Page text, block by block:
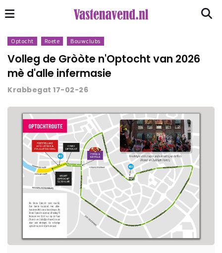
Optocht Roete Bouwclubs
Volleg de Gròòte n'Optocht van 2026
mè d'alle infermasie
Krabbegat 17-02-26